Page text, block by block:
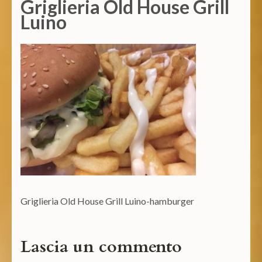
Griglieria Old House Grill
Luino
Griglieria Old House Grill Luino-hamburger
Lascia un commento